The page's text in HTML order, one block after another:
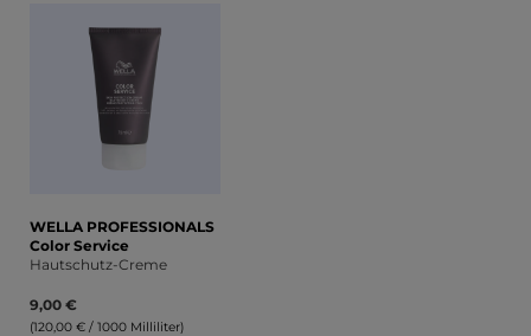
WELLA PROFESSIONALS
Color Service
Hautschutz-Creme
9,00 €
(120,00 € / 1000 Milliliter)